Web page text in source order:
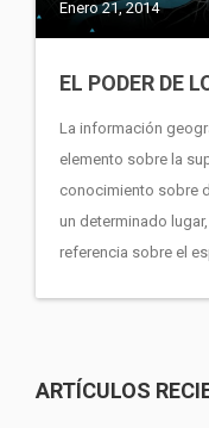
Enero 21, 2014
EL PODER DE
La información
elemento sobre la
conocimiento sobre
un determinado
referencia sobre el
ARTÍCULOS